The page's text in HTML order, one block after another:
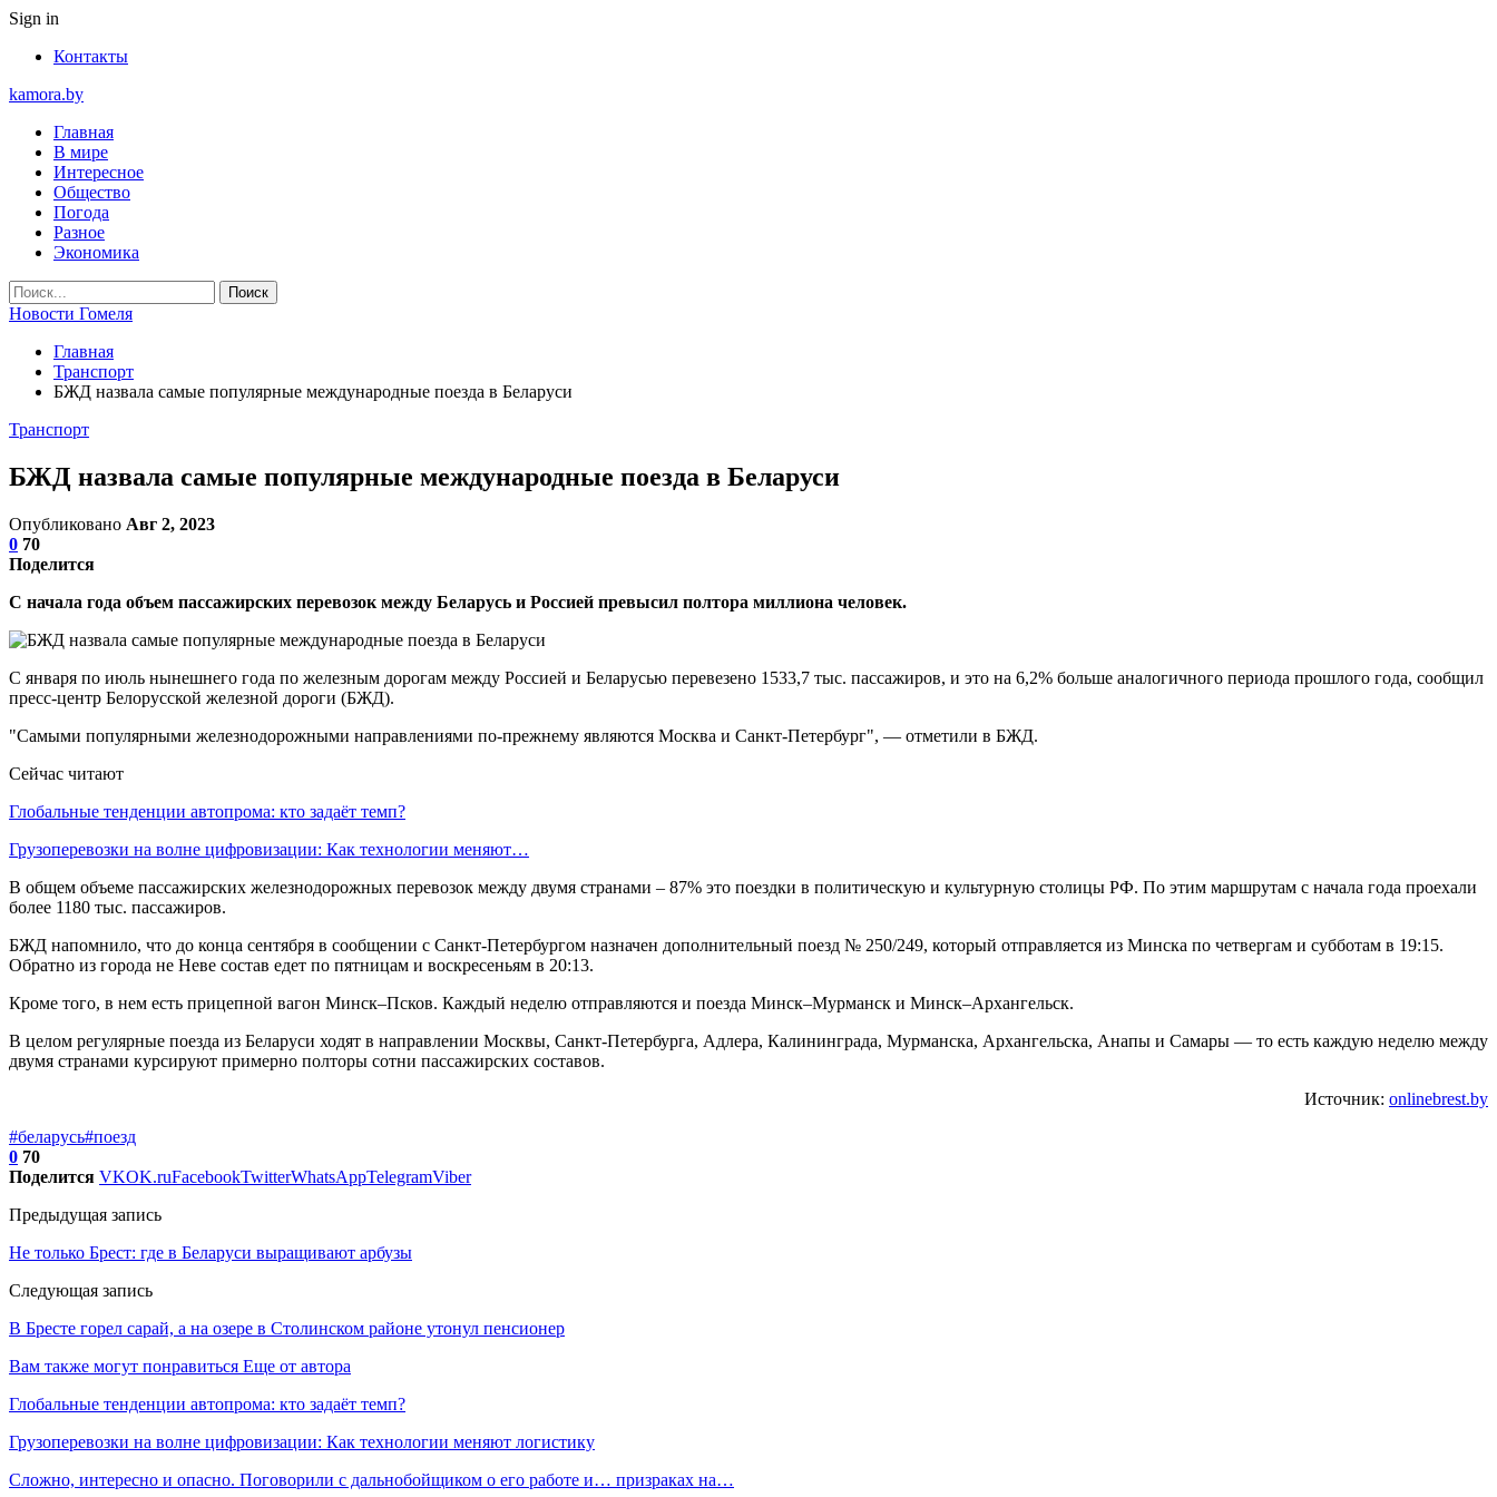
Sign in
Контакты
kamora.by
Главная
В мире
Интересное
Общество
Погода
Разное
Экономика
Новости Гомеля
Главная
Транспорт
БЖД назвала самые популярные международные поезда в Беларуси
Транспорт
БЖД назвала самые популярные международные поезда в Беларуси
Опубликовано Авг 2, 2023
0 70
Поделится
С начала года объем пассажирских перевозок между Беларусь и Россией превысил полтора миллиона человек.
С января по июль нынешнего года по железным дорогам между Россией и Беларусью перевезено 1533,7 тыс. пассажиров, и это на 6,2% больше аналогичного периода прошлого года, сообщил
пресс-центр Белорусской железной дороги (БЖД).
"Самыми популярными железнодорожными направлениями по-прежнему являются Москва и Санкт-Петербург", — отметили в БЖД.
Сейчас читают
Глобальные тенденции автопрома: кто задаёт темп?
Грузоперевозки на волне цифровизации: Как технологии меняют…
В общем объеме пассажирских железнодорожных перевозок между двумя странами – 87% это поездки в политическую и культурную столицы РФ. По этим маршрутам с начала года проехали
более 1180 тыс. пассажиров.
БЖД напомнило, что до конца сентября в сообщении с Санкт-Петербургом назначен дополнительный поезд № 250/249, который отправляется из Минска по четвергам и субботам в 19:15.
Обратно из города не Неве состав едет по пятницам и воскресеньям в 20:13.
Кроме того, в нем есть прицепной вагон Минск–Псков. Каждый неделю отправляются и поезда Минск–Мурманск и Минск–Архангельск.
В целом регулярные поезда из Беларуси ходят в направлении Москвы, Санкт-Петербурга, Адлера, Калининграда, Мурманска, Архангельска, Анапы и Самары — то есть каждую неделю между
двумя странами курсируют примерно полторы сотни пассажирских составов.
Источник: onlinebrest.by
#беларусь#поезд
0 70
Поделится VKOK.ruFacebookTwitterWhatsAppTelegramViber
Предыдущая запись
Не только Брест: где в Беларуси выращивают арбузы
Следующая запись
В Бресте горел сарай, а на озере в Столинском районе утонул пенсионер
Вам также могут понравиться Еще от автора
Глобальные тенденции автопрома: кто задаёт темп?
Грузоперевозки на волне цифровизации: Как технологии меняют логистику
Сложно, интересно и опасно. Поговорили с дальнобойщиком о его работе и… призраках на…